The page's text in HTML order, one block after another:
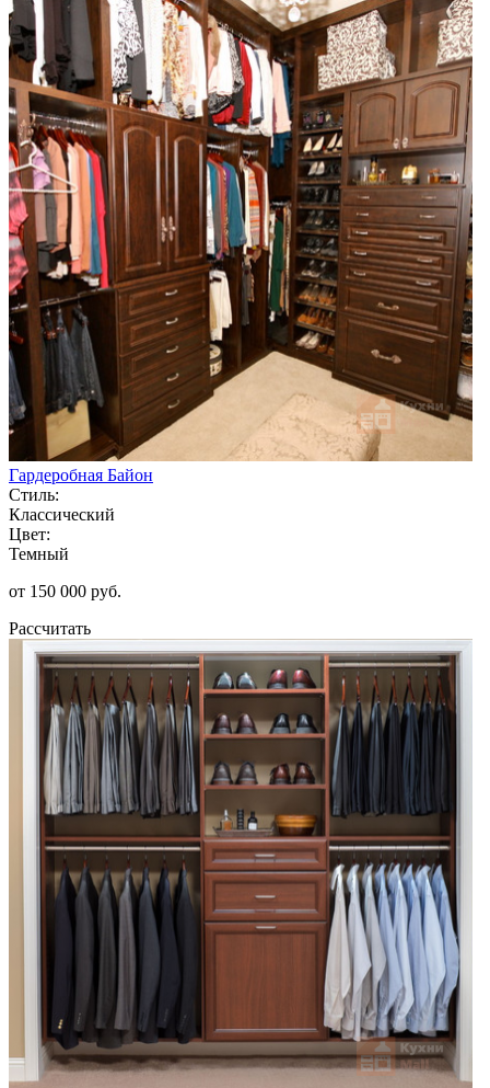
Гардеробная Байон
Стиль:
Классический
Цвет:
Темный
от 150 000 руб.
Рассчитать